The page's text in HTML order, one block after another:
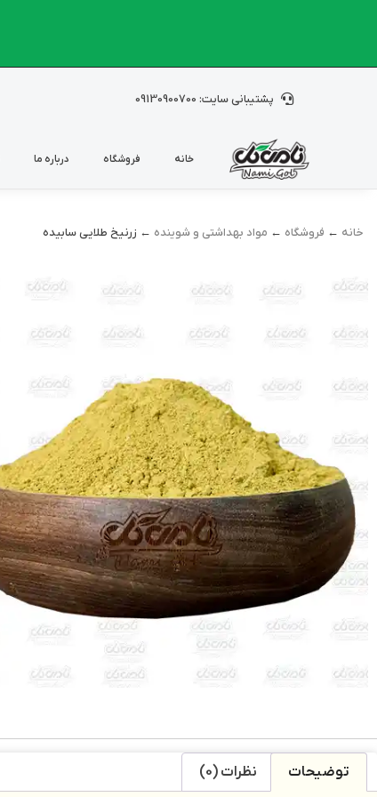
پشتیبانی سایت: 09130900700
خانه فروشگاه درباره ما
خانه ← فروشگاه ← مواد بهداشتی و شوینده ← زرنیخ طلایی سابیده
توضیحات نظرات (0)